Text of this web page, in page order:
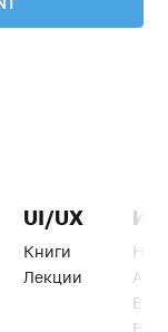
UI/UX
Книги
Лекции
Веб